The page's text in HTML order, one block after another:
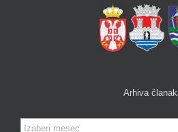
Arhiva
Arhiva